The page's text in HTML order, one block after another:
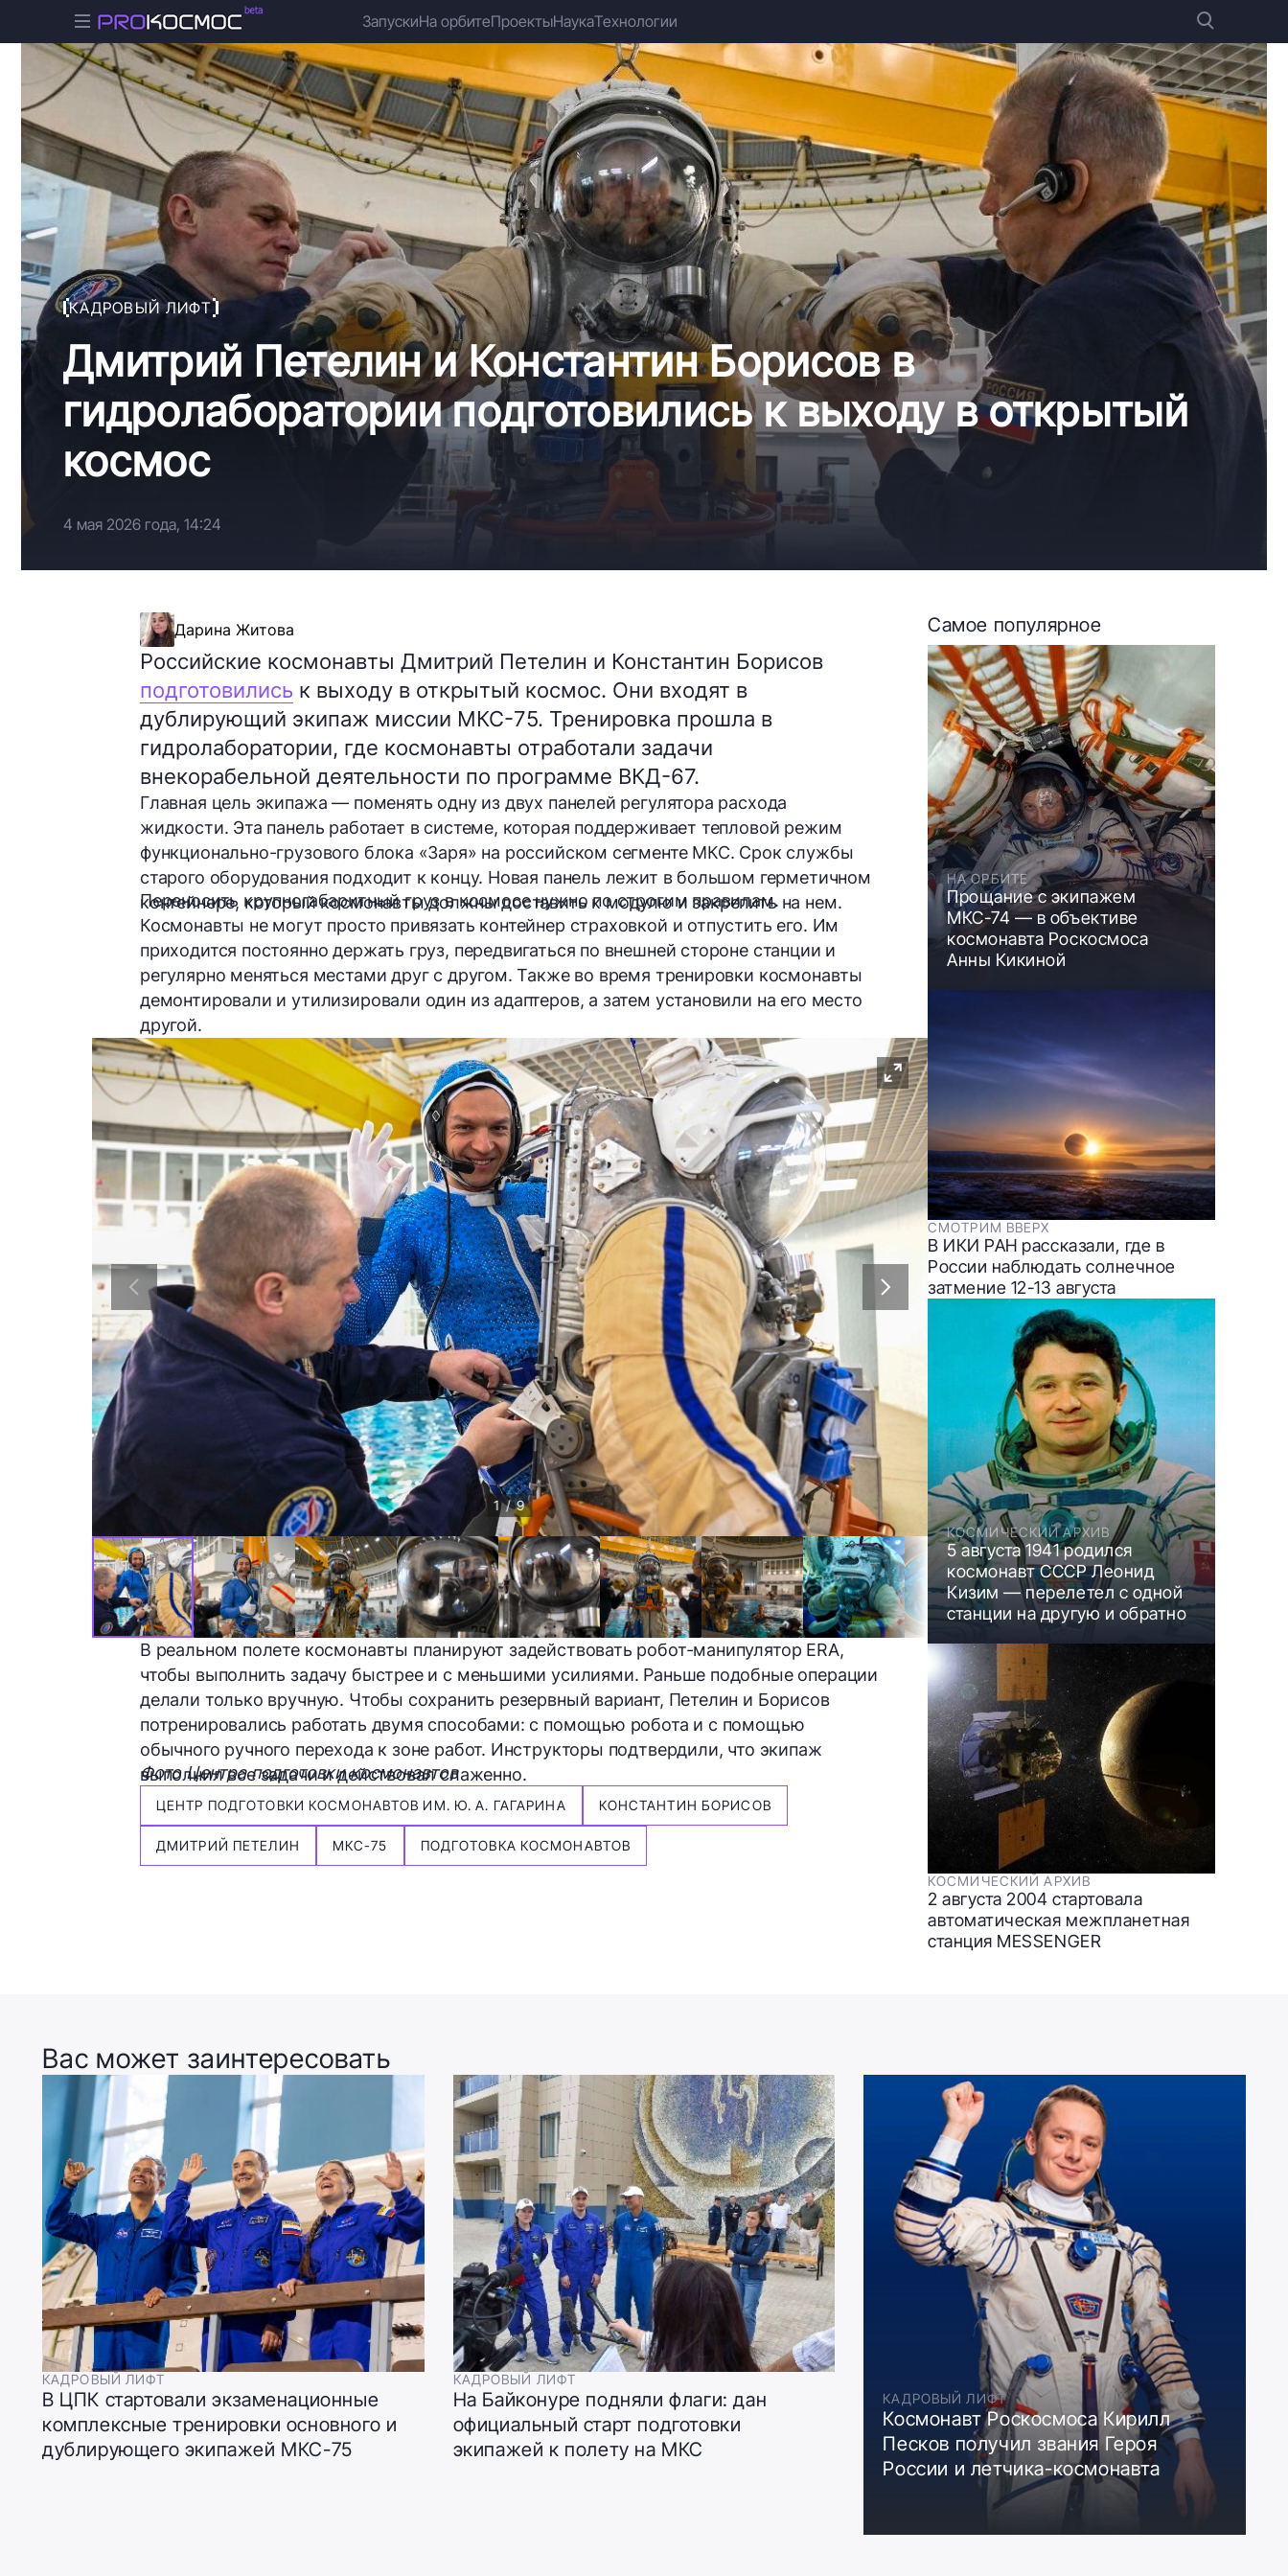
ЗапускиНа орбитеПроектыНаукаТехнологии
КАДРОВЫЙ ЛИФТ
Дмитрий Петелин и Константин Борисов в
гидролаборатории подготовились к выходу в открытый
космос
4 мая 2026 года, 14:24
Дарина Житова
Российские космонавты Дмитрий Петелин и Константин Борисов
подготовились к выходу в открытый космос. Они входят в
дублирующий экипаж миссии МКС-75. Тренировка прошла в
гидролаборатории, где космонавты отработали задачи
внекорабельной деятельности по программе ВКД-67.
Главная цель экипажа — поменять одну из двух панелей регулятора расхода
жидкости. Эта панель работает в системе, которая поддерживает тепловой режим
функционально-грузового блока «Заря» на российском сегменте МКС. Срок службы
старого оборудования подходит к концу. Новая панель лежит в большом герметичном
контейнере, который космонавты должны доставить к модулю и закрепить на нем.
Переносить крупногабаритный груз в космосе нужно по строгим правилам.
Космонавты не могут просто привязать контейнер страховкой и отпустить его. Им
приходится постоянно держать груз, передвигаться по внешней стороне станции и
регулярно меняться местами друг с другом. Также во время тренировки космонавты
демонтировали и утилизировали один из адаптеров, а затем установили на его место
другой.
1 / 9
В реальном полете космонавты планируют задействовать робот-манипулятор ERA,
чтобы выполнить задачу быстрее и с меньшими усилиями. Раньше подобные операции
делали только вручную. Чтобы сохранить резервный вариант, Петелин и Борисов
потренировались работать двумя способами: с помощью робота и с помощью
обычного ручного перехода к зоне работ. Инструкторы подтвердили, что экипаж
выполнил все задачи и действовал слаженно.
Фото Центра подготовки космонавтов
ЦЕНТР ПОДГОТОВКИ КОСМОНАВТОВ ИМ. Ю. А. ГАГАРИНА КОНСТАНТИН БОРИСОВ
ДМИТРИЙ ПЕТЕЛИН МКС-75 ПОДГОТОВКА КОСМОНАВТОВ
Самое популярное
НА ОРБИТЕ
Прощание с экипажем
МКС-74 — в объективе
космонавта Роскосмоса
Анны Кикиной
СМОТРИМ ВВЕРХ
В ИКИ РАН рассказали, где в
России наблюдать солнечное
затмение 12-13 августа
КОСМИЧЕСКИЙ АРХИВ
5 августа 1941 родился
космонавт СССР Леонид
Кизим — перелетел с одной
станции на другую и обратно
КОСМИЧЕСКИЙ АРХИВ
2 августа 2004 стартовала
автоматическая межпланетная
станция MESSENGER
Вас может заинтересовать
КАДРОВЫЙ ЛИФТ
В ЦПК стартовали экзаменационные
комплексные тренировки основного и
дублирующего экипажей МКС-75
КАДРОВЫЙ ЛИФТ
На Байконуре подняли флаги: дан
официальный старт подготовки
экипажей к полету на МКС
КАДРОВЫЙ ЛИФТ
Космонавт Роскосмоса Кирилл
Песков получил звания Героя
России и летчика-космонавта